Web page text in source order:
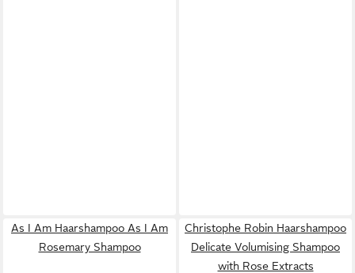
As I Am Haarshampoo As I Am
Rosemary Shampoo
Christophe Robin Haarshampoo
Delicate Volumising Shampoo
with Rose Extracts